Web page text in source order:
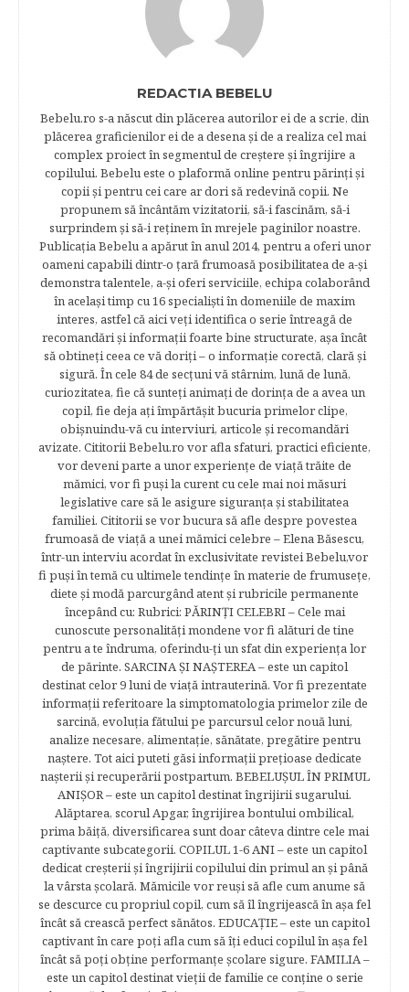
REDACTIA BEBELU
Bebelu.ro s-a născut din plăcerea autorilor ei de a scrie, din
plăcerea graficienilor ei de a desena şi de a realiza cel mai
complex proiect în segmentul de creştere şi îngrijire a
copilului. Bebelu este o plaformă online pentru părinţi şi
copii şi pentru cei care ar dori să redevină copii. Ne
propunem să încântăm vizitatorii, să-i fascinăm, să-i
surprindem şi să-i reţinem în mrejele paginilor noastre.​
Publicația Bebelu a apărut în anul 2014, pentru a oferi unor
oameni capabili dintr-o ţară frumoasă posibilitatea de a-şi
demonstra talentele, a-şi oferi serviciile, echipa colaborând
în acelaşi timp cu 16 specialişti în domeniile de maxim
interes, astfel că aici veţi identifica o serie întreagă de
recomandări şi informaţii foarte bine structurate, aşa încât
să obtineţi ceea ce vă doriţi – o informaţie corectă, clară şi
sigură. În cele 84 de secțuni vă stârnim, lună de lună,
curiozitatea, fie că sunteţi animaţi de dorinţa de a avea un
copil, fie deja aţi împărtăşit bucuria primelor clipe,
obişnuindu-vă cu interviuri, articole şi recomandări
avizate. Cititorii Bebelu.ro vor afla sfaturi, practici eficiente,
vor deveni parte a unor experienţe de viaţă trăite de
mămici, vor fi puşi la curent cu cele mai noi măsuri
legislative care să le asigure siguranţa şi stabilitatea
familiei. Cititorii se vor bucura să afle despre povestea
frumoasă de viață a unei mămici celebre – Elena Băsescu,
într-un interviu acordat în exclusivitate revistei Bebelu,vor
fi puşi în temă cu ultimele tendinţe în materie de frumuseţe,
diete şi modă parcurgând atent şi rubricile permanente
începând cu: Rubrici: PĂRINŢI CELEBRI – Cele mai
cunoscute personalităţi mondene vor fi alături de tine
pentru a te îndruma, oferindu-ţi un sfat din experienţa lor
de părinte. SARCINA ŞI NAŞTEREA – este un capitol
destinat celor 9 luni de viaţă intrauterină. Vor fi prezentate
informaţii referitoare la simptomatologia primelor zile de
sarcină, evoluţia fătului pe parcursul celor nouă luni,
analize necesare, alimentaţie, sănătate, pregătire pentru
naştere. Tot aici puteti găsi informaţii preţioase dedicate
naşterii şi recuperării postpartum. BEBELUŞUL ÎN PRIMUL
ANIŞOR – este un capitol destinat îngrijirii sugarului.
Alăptarea, scorul Apgar, îngrijirea bontului ombilical,
prima băiţă, diversificarea sunt doar câteva dintre cele mai
captivante subcategorii. COPILUL 1-6 ANI – este un capitol
dedicat creşterii şi îngrijirii copilului din primul an şi până
la vârsta şcolară. Mămicile vor reuşi să afle cum anume să
se descurce cu propriul copil, cum să îl îngrijească în aşa fel
încât să crească perfect sănătos. EDUCAŢIE – este un capitol
captivant în care poţi afla cum să îţi educi copilul în aşa fel
încât să poţi obţine performanţe şcolare sigure. FAMILIA –
este un capitol destinat vieţii de familie ce conţine o serie